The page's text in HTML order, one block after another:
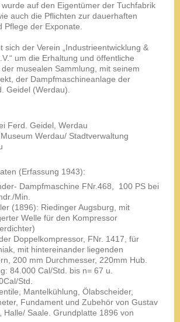
auf den Eigentümer der Tuchfabrik
auch die Pflichten zur dauerhaften
Pflege der Exponate.
sich der Verein „Industrieentwicklung &
um die Erhaltung und öffentliche
musealen Sammlung, mit seinem
der Dampfmaschineanlage der
Geidel (Werdau).
Ferd. Geidel, Werdau
Werdau/ Stadtverwaltung
(Erfassung 1943):
Dampfmaschine FNr.468, 100 PS bei
Min.
(1896): Riedinger Augsburg, mit
Welle für den Kompressor
Doppelkompressor, FNr. 1417, für
mit hintereinander liegenden
200 mm Durchmesser, 220mm Hub.
84.000 Cal/Std. bis n= 67 u.
Std.
Mantelkühlung, Ölabscheider,
Fundament und Zubehör von Gustav
Halle/ Saale. Grundplatte 1896 von